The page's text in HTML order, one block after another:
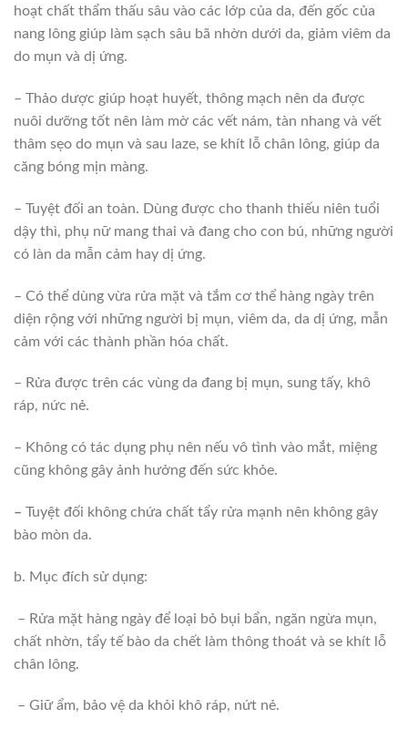
hoạt chất thẩm thấu sâu vào các lớp của da, đến gốc của
nang lông giúp làm sạch sâu bã nhờn dưới da, giảm viêm da
do mụn và dị ứng.
– Thảo dược giúp hoạt huyết, thông mạch nên da được
nuôi dưỡng tốt nên làm mờ các vết nám, tàn nhang và vết
thâm sẹo do mụn và sau laze, se khít lỗ chân lông, giúp da
căng bóng mịn màng.
– Tuyệt đối an toàn. Dùng được cho thanh thiếu niên tuổi
dậy thì, phụ nữ mang thai và đang cho con bú, những người
có làn da mẫn cảm hay dị ứng.
– Có thể dùng vừa rửa mặt và tắm cơ thể hàng ngày trên
diện rộng với những người bị mụn, viêm da, da dị ứng, mẫn
cảm với các thành phần hóa chất.
– Rửa được trên các vùng da đang bị mụn, sung tấy, khô
ráp, nức nẻ.
– Không có tác dụng phụ nên nếu vô tình vào mắt, miệng
cũng không gây ảnh hưởng đến sức khỏe.
– Tuyệt đối không chứa chất tẩy rửa mạnh nên không gây
bào mòn da.
b. Mục đích sử dụng:
– Rửa mặt hàng ngày để loại bỏ bụi bẩn, ngăn ngừa mụn,
chất nhờn, tẩy tế bào da chết làm thông thoát và se khít lỗ
chân lông.
– Giữ ẩm, bảo vệ da khỏi khô ráp, nứt nẻ.